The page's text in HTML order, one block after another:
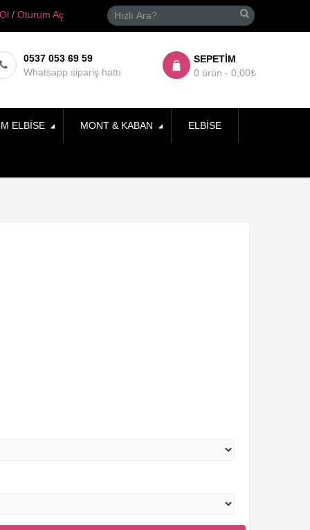
/ Oturum Aç
0537 053 69 59
Whatsapp sipariş hattı
SEPETIM
0 ürün - 0,00₺
ELBISE MONT & KABAN ELBISE